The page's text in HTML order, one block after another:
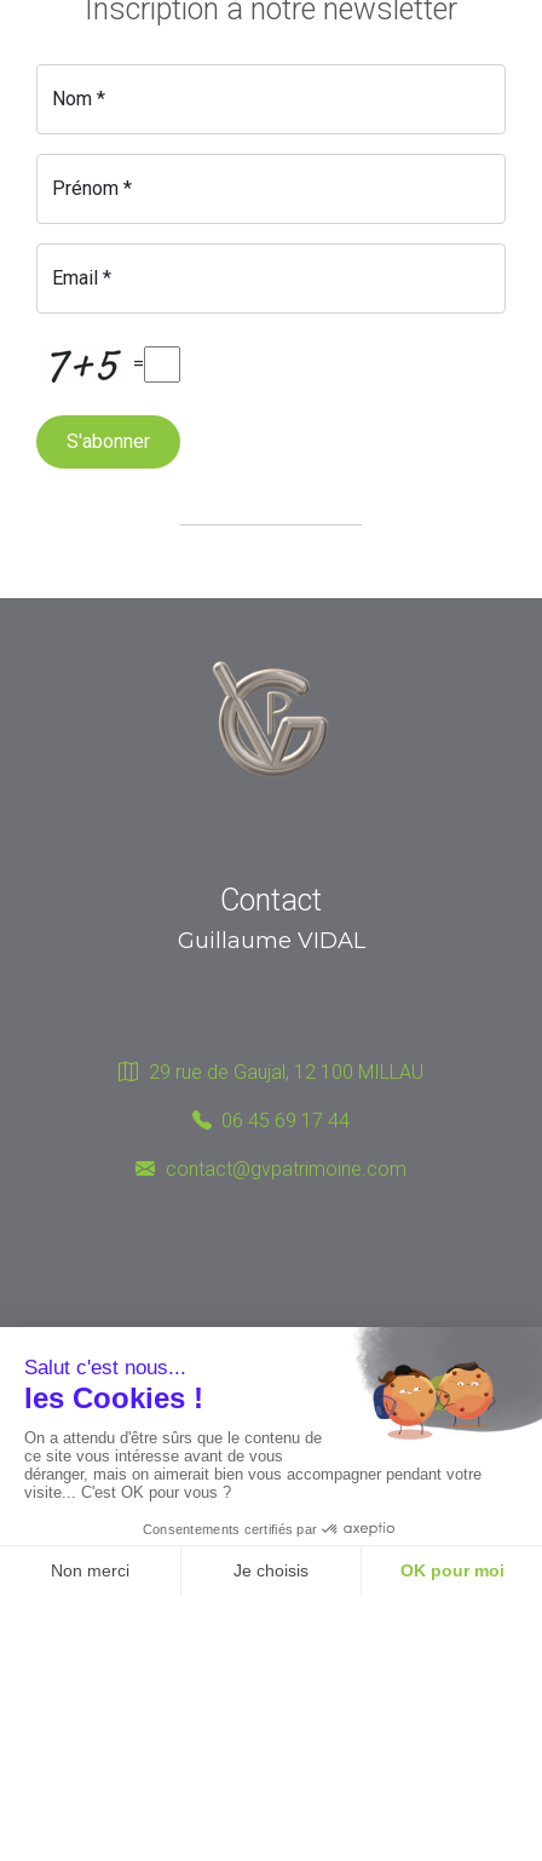
Inscription à notre newsletter
Nom *
Prénom *
Email *
=
S'abonner
Contact
Guillaume VIDAL
29 rue de Gaujal, 12 100 MILLAU
06 45 69 17 44
contact@gvpatrimoine.com